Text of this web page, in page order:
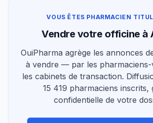
VOUS ÊTES PHARMACIEN
Vendre votre officine à
OuiPharma agrège les annonces
à vendre — par les pharmaciens-
les cabinets de transaction.
15 419 pharmaciens inscrits,
confidentielle de votre